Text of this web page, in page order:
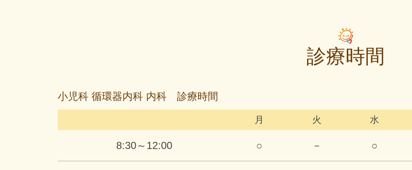
診療時間
小児科 循環器内科 内科 診療時間
月 火 水
8:30～12:00 ○ － ○